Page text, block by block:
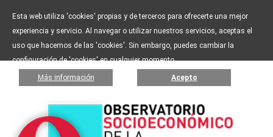
Esta web utiliza 'cookies' propias y de terceros para ofrecerte una mejor
experiencia y servicio. Al navegar o utilizar nuestros servicios, aceptas el
uso que hacemos de las 'cookies'. Sin embargo, puedes cambiar la
configuración de 'cookies' en cualquier momento.
Más información Acepto